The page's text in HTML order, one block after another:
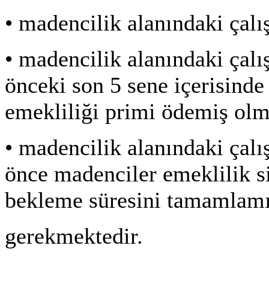
• madencilik alanındaki
• madencilik alanındaki
önceki son 5 sene
emekliliği primi ödemiş
• madencilik alanındaki
önce madenciler emeklilik
bekleme süresini
gerekmektedir.